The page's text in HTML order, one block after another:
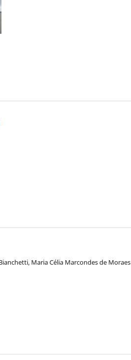
Maria Célia Marcondes de Moraes